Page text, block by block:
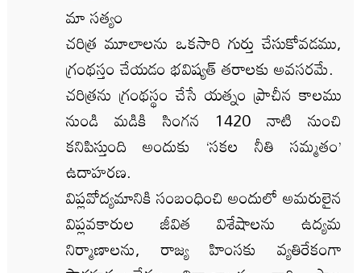
మా సత్యం
చరిత్ర మూలాలను ఒకసారి గుర్తు చేసుకోవడము,
గ్రంథస్తం చేయడం భవిష్యత్ తరాలకు అవసరమే.
చరిత్రను గ్రంథస్థం చేసే యత్నం ప్రాచీన కాలము
నుండి మడికి సింగన 1420 నాటి నుంచి
కనిపిస్తుంది అందుకు ‘సకల నీతి సమ్మతం’
ఉదాహరణ.
విప్లవోద్యమానికి సంబంధించి అందులో అమరులైన
విప్లవకారుల జీవిత విశేషాలను ఉద్యమ
నిర్మాణాలను, రాజ్య హింసకు వ్యతిరేకంగా